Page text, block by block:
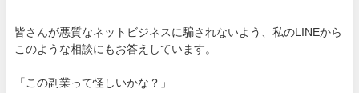
皆さんが悪質なネットビジネスに騙されないよう、私のLINEから
このような相談にもお答えしています。
「この副業って怪しいかな？」